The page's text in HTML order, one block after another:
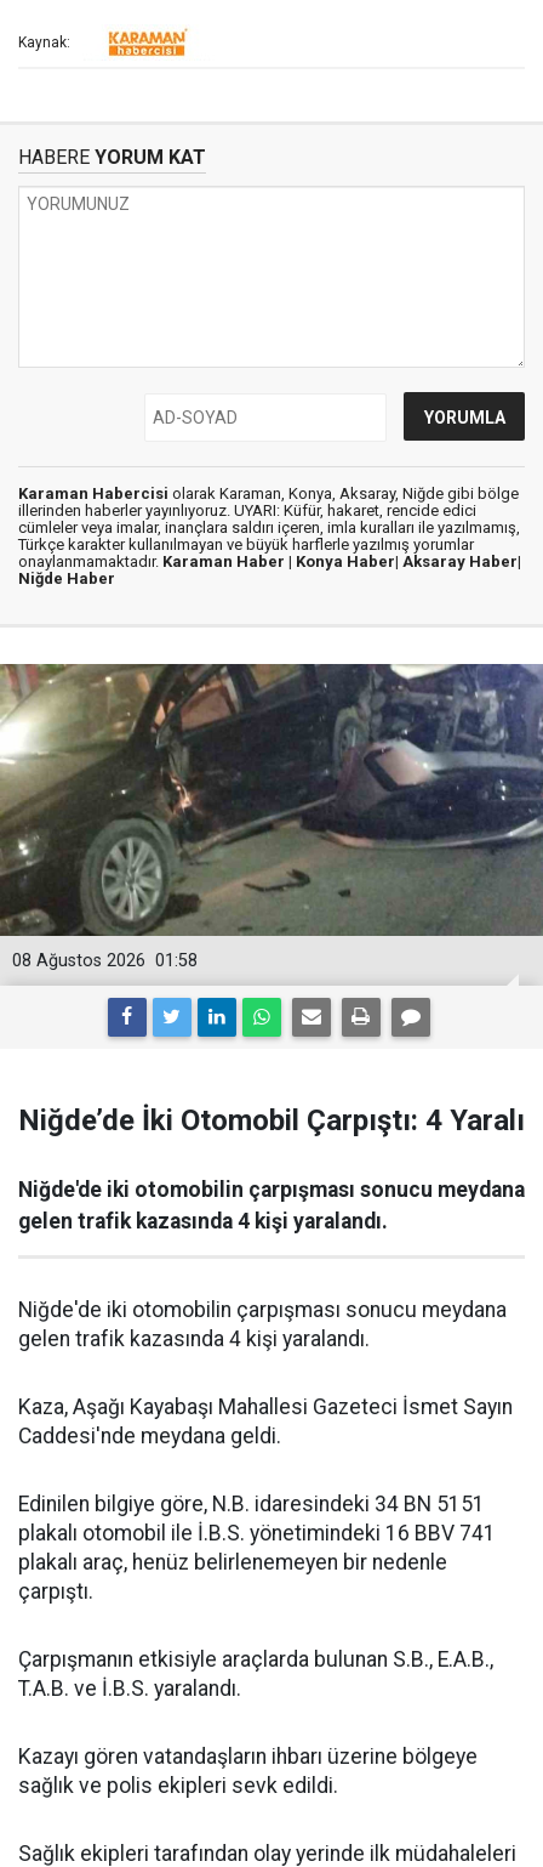
Kaynak:
HABERE YORUM KAT
Karaman Habercisi olarak Karaman, Konya, Aksaray, Niğde gibi bölge
illerinden haberler yayınlıyoruz. UYARI: Küfür, hakaret, rencide edici
cümleler veya imalar, inançlara saldırı içeren, imla kuralları ile yazılmamış,
Türkçe karakter kullanılmayan ve büyük harflerle yazılmış yorumlar
onaylanmamaktadır. Karaman Haber | Konya Haber| Aksaray Haber|
Niğde Haber
01:58
08 Ağustos 2026
Niğde’de İki Otomobil Çarpıştı: 4 Yaralı
Niğde'de iki otomobilin çarpışması sonucu meydana
gelen trafik kazasında 4 kişi yaralandı.
Niğde'de iki otomobilin çarpışması sonucu meydana
gelen trafik kazasında 4 kişi yaralandı.
Kaza, Aşağı Kayabaşı Mahallesi Gazeteci İsmet Sayın
Caddesi'nde meydana geldi.
Edinilen bilgiye göre, N.B. idaresindeki 34 BN 5151
plakalı otomobil ile İ.B.S. yönetimindeki 16 BBV 741
plakalı araç, henüz belirlenemeyen bir nedenle
çarpıştı.
Çarpışmanın etkisiyle araçlarda bulunan S.B., E.A.B.,
T.A.B. ve İ.B.S. yaralandı.
Kazayı gören vatandaşların ihbarı üzerine bölgeye
sağlık ve polis ekipleri sevk edildi.
Sağlık ekipleri tarafından olay yerinde ilk müdahaleleri